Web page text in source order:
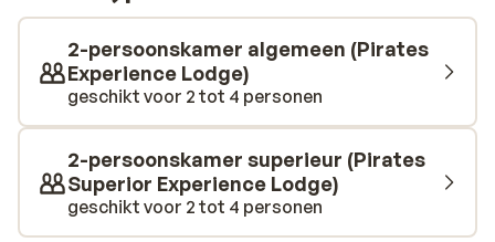
waterpark, terwijl jij geniet van een momentje
ontspanning aan een van de drie grote zwembaden. En
het wordt nog beter: jullie hebben gratis toegang tot de
Terra Natura Zoo en het Aqua Natura waterpark. Zo
wordt het een vakantie vol dieren, avontuur en plezier.
Met het strand en het bruisende centrum van Benidorm
op slechts 5 kilometer afstand, is er ook buiten het
resort genoeg te ontdekken. Eén ding is zeker: deze
vakantie wordt er eentje om nooit te vergeten voor het
2-persoonskamer algemeen (Pirates
Experience Lodge)
geschikt voor 2 tot 4 personen
2-persoonskamer superieur (Pirates
Superior Experience Lodge)
geschikt voor 2 tot 4 personen